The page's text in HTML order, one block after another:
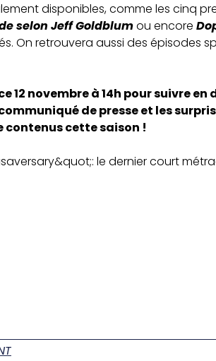
disponibles, comme les cinq
selon Jeff Goldblumou encore
On retrouvera aussi des épisodes
12 novembre à 14h pour suivre
de presse et les
contenus cette saison !